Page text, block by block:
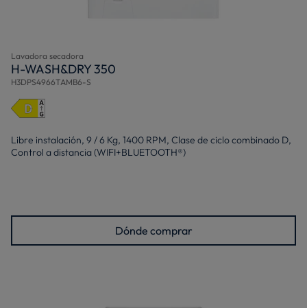
Lavadora secadora
H-WASH&DRY 350
H3DPS4966TAMB6-S
Libre instalación, 9 / 6 Kg, 1400 RPM, Clase de ciclo combinado D,
Control a distancia (WIFI+BLUETOOTH®)
Dónde comprar